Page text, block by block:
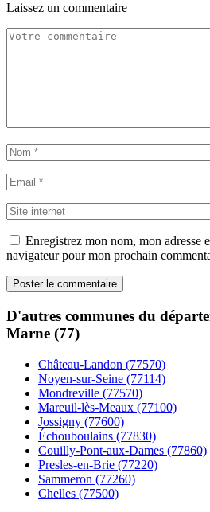
Laissez un commentaire
Enregistrez mon nom, mon adresse
navigateur pour mon prochain
D'autres communes du
Marne (77)
Château-Landon (77570)
Noyen-sur-Seine (77114)
Mondreville (77570)
Mareuil-lès-Meaux (77100)
Jossigny (77600)
Échouboulains (77830)
Couilly-Pont-aux-Dames (77860)
Presles-en-Brie (77220)
Sammeron (77260)
Chelles (77500)